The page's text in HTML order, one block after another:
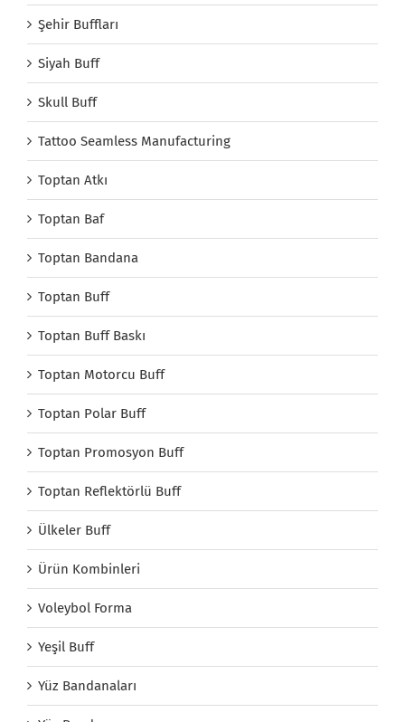
Şehir Buffları
Siyah Buff
Skull Buff
Tattoo Seamless Manufacturing
Toptan Atkı
Toptan Baf
Toptan Bandana
Toptan Buff
Toptan Buff Baskı
Toptan Motorcu Buff
Toptan Polar Buff
Toptan Promosyon Buff
Toptan Reflektörlü Buff
Ülkeler Buff
Ürün Kombinleri
Voleybol Forma
Yeşil Buff
Yüz Bandanaları